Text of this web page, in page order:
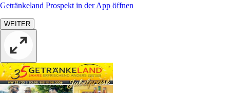
Getränkeland Prospekt in der App öffnen
WEITER